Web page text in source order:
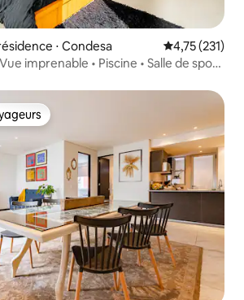
⋅ Condesa Évaluation
4,75 (231)
imprenable • Piscine • Salle de sport